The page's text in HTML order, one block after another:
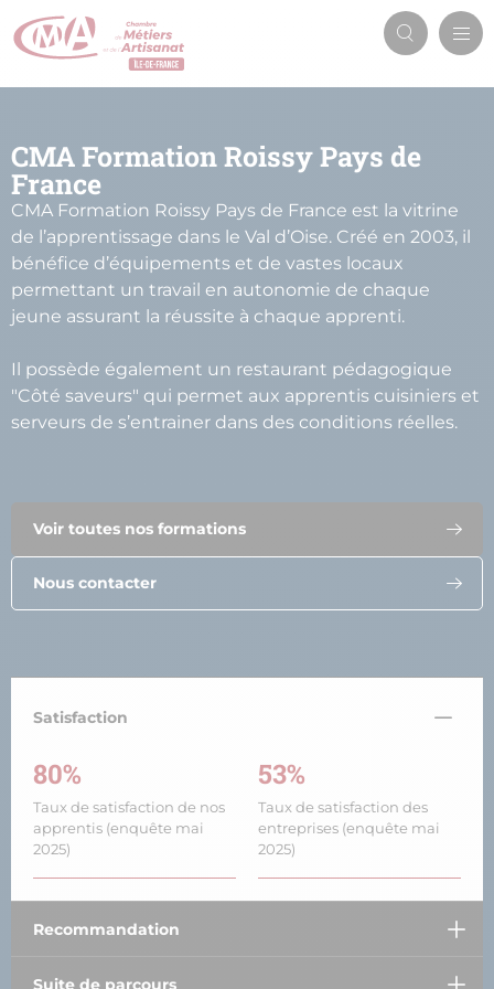
Aller
au
CMA Formation Roissy Pays de
France
CMA Formation Roissy Pays de France est la vitrine
de l’apprentissage dans le Val d’Oise. Créé en 2003, il
bénéfice d’équipements et de vastes locaux
permettant un travail en autonomie de chaque
jeune assurant la réussite à chaque apprenti.
Il possède également un restaurant pédagogique
"Côté saveurs" qui permet aux apprentis cuisiniers et
serveurs de s’entrainer dans des conditions réelles.
Voir toutes nos formations
Nous contacter
Satisfaction
80%
Taux de satisfaction de nos
apprentis (enquête mai
2025)
53%
Taux de satisfaction des
entreprises (enquête mai
2025)
Recommandation
Suite de parcours